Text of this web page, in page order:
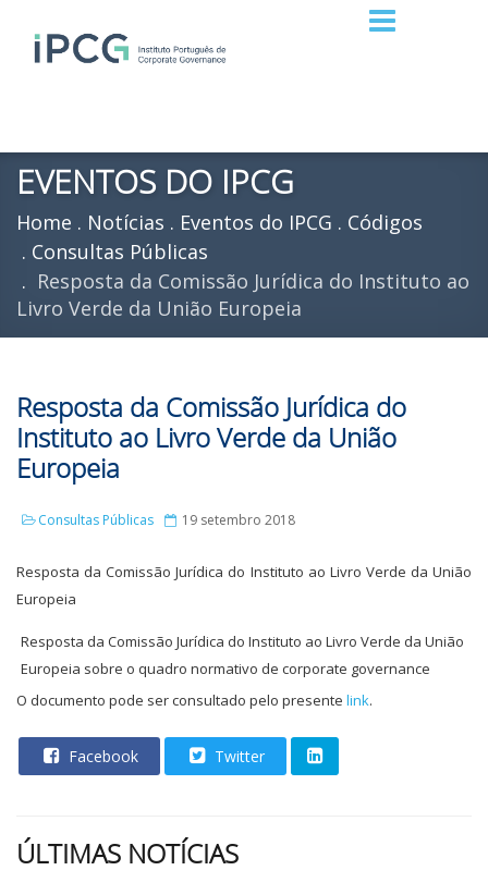
EVENTOS DO IPCG
Home Notícias Eventos do IPCG
Códigos
Consultas Públicas
Resposta da Comissão Jurídica do Instituto ao
Livro Verde da União Europeia
Resposta da Comissão Jurídica do
Instituto ao Livro Verde da União
Europeia
Consultas Públicas 19 setembro 2018
Resposta da Comissão Jurídica do Instituto ao Livro Verde da União
Europeia
Resposta da Comissão Jurídica do Instituto ao Livro Verde da União
Europeia sobre o quadro normativo de corporate governance
O documento pode ser consultado pelo presente link.
Facebook Twitter
ÚLTIMAS NOTÍCIAS